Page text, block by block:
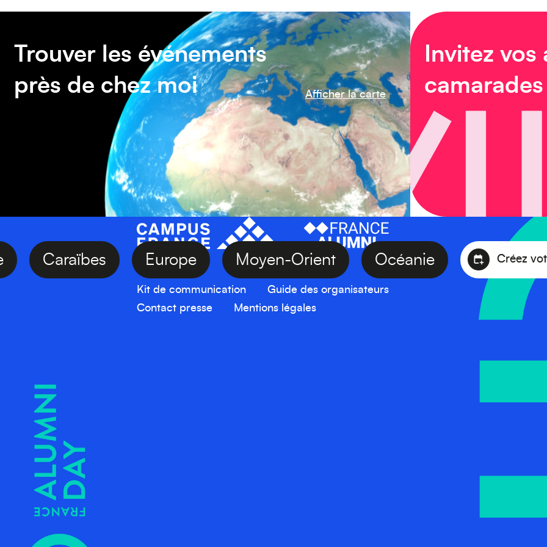
Trouver les événements
près de chez moi
Afficher la carte
Invitez vos
camarades
Asie Caraïbes Europe Moyen-Orient Océanie
Kit de communication
Guide des organisateurs
Contact presse
Mentions légales